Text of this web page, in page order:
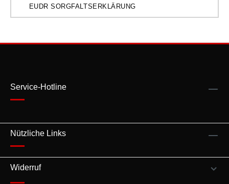
EUDR SORGFALTSERKLÄRUNG
Service-Hotline
Nützliche Links
Widerruf